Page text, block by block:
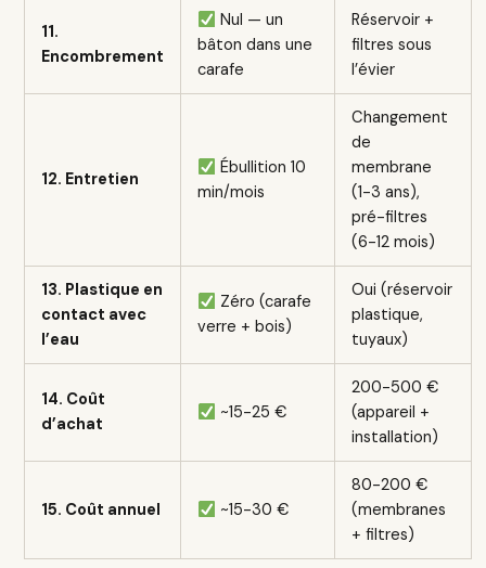
11.
Encombrement
Nul — un
bâton dans une
carafe
Réservoir +
filtres sous
l’évier
12. Entretien
Ébullition 10
min/mois
Changement
de
membrane
(1-3 ans),
pré-filtres
(6-12 mois)
13. Plastique en
contact avec
l’eau
Zéro (carafe
verre + bois)
Oui (réservoir
plastique,
tuyaux)
14. Coût
d’achat
~15-25 €
200-500 €
(appareil +
installation)
15. Coût annuel ~15-30 €
80-200 €
(membranes
+ filtres)